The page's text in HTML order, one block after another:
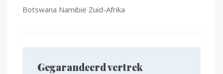
Botswana Namibië Zuid-Afrika
Gegarandeerd vertrek